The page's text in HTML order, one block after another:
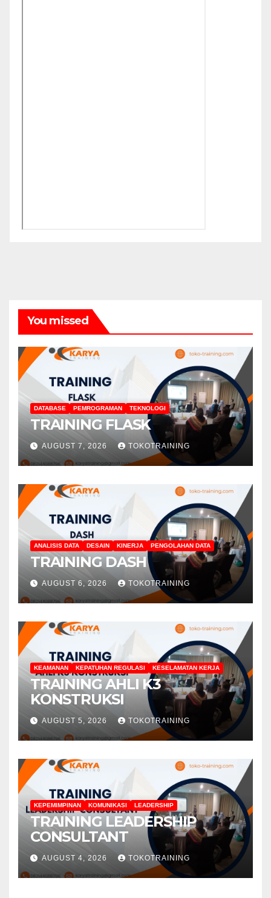
You missed
DATABASE PEMROGRAMAN TEKNOLOGI
TRAINING FLASK
AUGUST 7, 2026 TOKOTRAINING
ANALISIS DATA DESAIN KINERJA PENGOLAHAN DATA
TRAINING DASH
AUGUST 6, 2026 TOKOTRAINING
KEAMANAN KEPATUHAN REGULASI KESELAMATAN KERJA
TRAINING AHLI K3
KONSTRUKSI
AUGUST 5, 2026 TOKOTRAINING
KEPEMIMPINAN KOMUNIKASI LEADERSHIP
TRAINING LEADERSHIP
CONSULTANT
AUGUST 4, 2026 TOKOTRAINING